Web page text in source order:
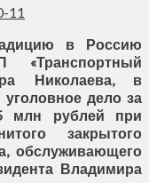
11
в Россию
«Транспортный
Николаева, в
дело за
млн рублей при
закрытого
обслуживающего
Владимира